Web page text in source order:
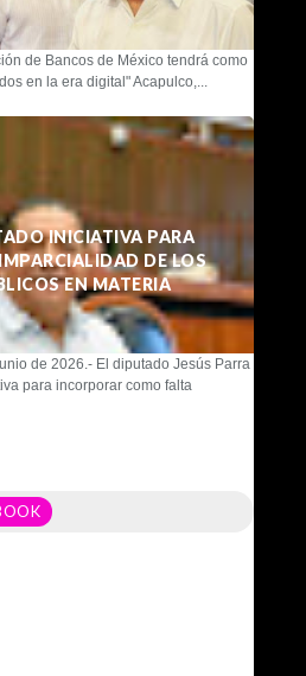
de Bancos de México tendrá como
en la era digital" Acapulco,...
INICIATIVA PARA
DE LOS
EN MATERIA
de 2026.- El diputado Jesús Parra
para incorporar como falta